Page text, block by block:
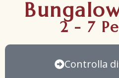
2 - 7
Controlla